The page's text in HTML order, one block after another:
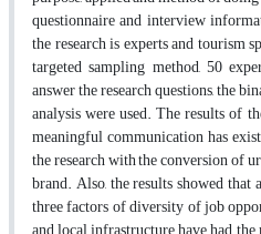
questionnaire and interview
the research is experts and tourism
targeted sampling method, 50
answer the research questions, the
analysis were used. The results of
meaningful communication has
the research with the conversion of
brand. Also, the results showed
three factors of diversity of job